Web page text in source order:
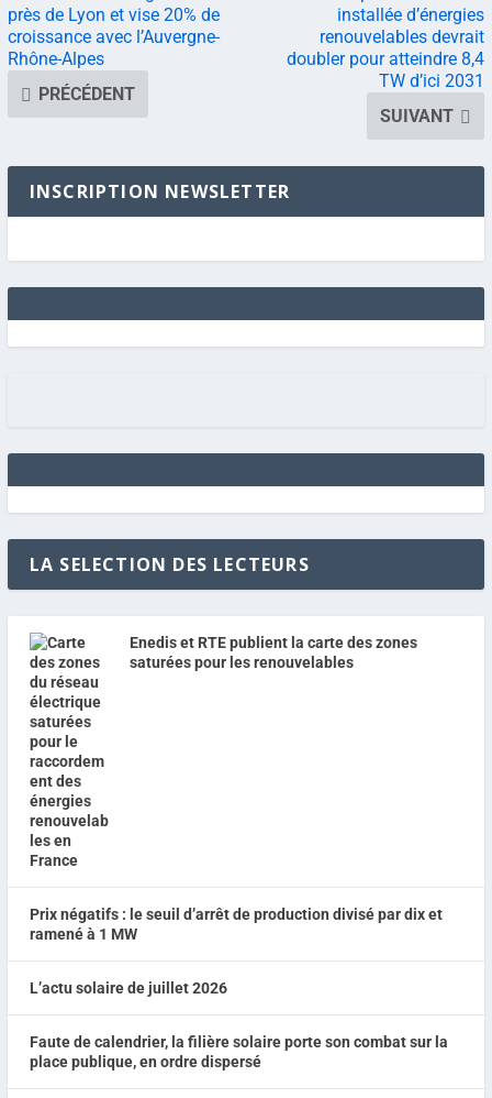
près de Lyon et vise 20% de
croissance avec l’Auvergne-
Rhône-Alpes
PRÉCÉDENT
installée d’énergies
renouvelables devrait
doubler pour atteindre 8,4
TW d’ici 2031
SUIVANT
INSCRIPTION NEWSLETTER
LA SELECTION DES LECTEURS
Enedis et RTE publient la carte des zones
saturées pour les renouvelables
Prix négatifs : le seuil d’arrêt de production divisé par dix et
ramené à 1 MW
L’actu solaire de juillet 2026
Faute de calendrier, la filière solaire porte son combat sur la
place publique, en ordre dispersé